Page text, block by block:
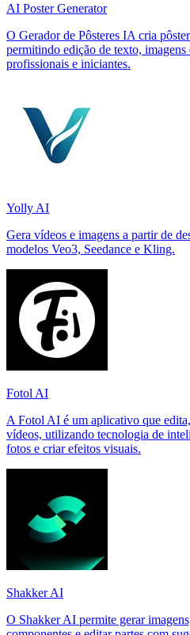
AI Poster Generator
O Gerador de Pôsteres IA cria
permitindo edição de texto, imagens
profissionais e iniciantes.
Yolly AI
Gera vídeos e imagens a partir de
modelos Veo3, Seedance e Kling.
Fotol AI
A Fotol AI é um aplicativo que
vídeos, utilizando tecnologia de
fotos e criar efeitos visuais.
Shakker AI
O Shakker AI permite gerar